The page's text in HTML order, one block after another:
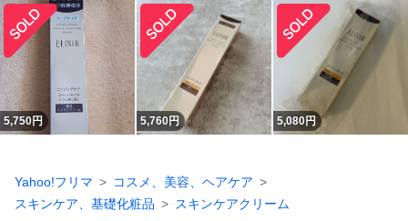
5,750円 5,760円 5,080円
Yahoo!フリマ
コスメ、美容、ヘアケア
スキンケア、基礎化粧品
スキンケアクリーム